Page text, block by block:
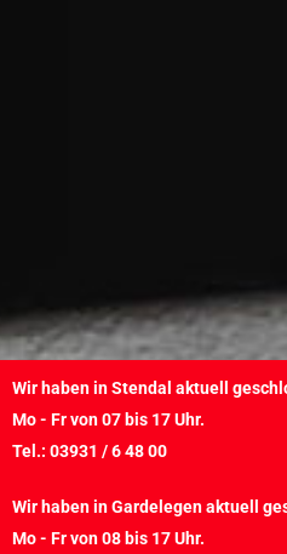
Wir haben in Stendal aktuell
Mo - Fr von 07 bis 17 Uhr.
Tel.: 03931 / 6 48 00
Wir haben in Gardelegen aktuell
Mo - Fr von 08 bis 17 Uhr.